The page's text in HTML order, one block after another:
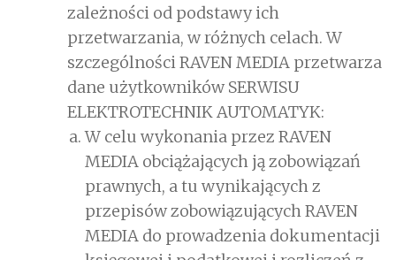
zależności od podstawy ich
przetwarzania, w różnych celach. W
szczególności RAVEN MEDIA przetwarza
dane użytkowników SERWISU
ELEKTROTECHNIK AUTOMATYK:
W celu wykonania przez RAVEN
MEDIA obciążających ją zobowiązań
prawnych, a tu wynikających z
przepisów zobowiązujących RAVEN
MEDIA do prowadzenia dokumentacji